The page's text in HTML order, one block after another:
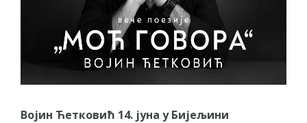
Војин Ћетковић 14. јуна у Бијељини